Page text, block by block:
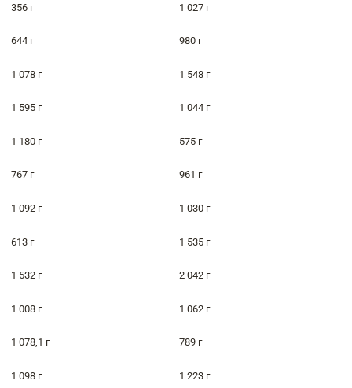
356 г 1 027 г
644 г 980 г
1 078 г 1 548 г
1 595 г 1 044 г
1 180 г 575 г
767 г 961 г
1 092 г 1 030 г
613 г 1 535 г
1 532 г 2 042 г
1 008 г 1 062 г
1 078,1 г 789 г
1 098 г 1 223 г